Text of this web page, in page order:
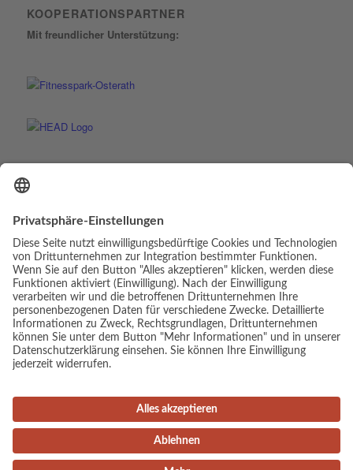
KOOPERATIONSPARTNER
Mit freundlicher Unterstützung:
© Copyright - Luis Elias | Webdesign & Umsetzung:cambium digital